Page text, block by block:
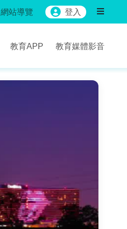
網站導覽 登入
教育APP 教育媒體影音